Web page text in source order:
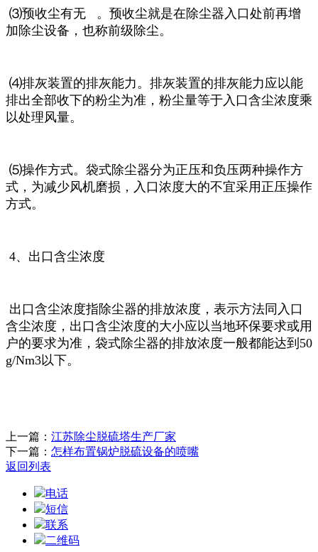
⑶预收尘有无 。预收尘就是在除尘器入口处前再增
加除尘设备，也称前级除尘。
⑷排灰装置的排灰能力。排灰装置的排灰能力应以能
排出全部收下的粉尘为准，粉尘量等于入口含尘浓度乘
以处理风量。
⑸操作方式。袋式除尘器分为正压和负压两种操作方
式，为减少风机磨损，入口浓度大的不宜采用正压操作
方式。
4、出口含尘浓度
出口含尘浓度指除尘器的排放浓度，表示方法同入口
含尘浓度，出口含尘浓度的大小应以当地环保要求或用
户的要求为准，袋式除尘器的排放浓度一般都能达到50
g/Nm3以下。
上一篇： 江苏除尘脱硫塔生产厂家
下一篇： 怎样布置锅炉脱硫设备的喷嘴
返回列表
电话
短信
联系
二维码